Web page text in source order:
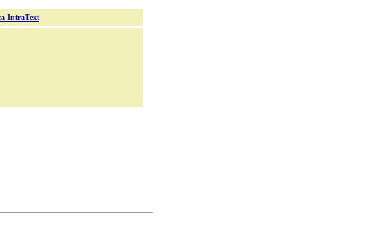
IntraText